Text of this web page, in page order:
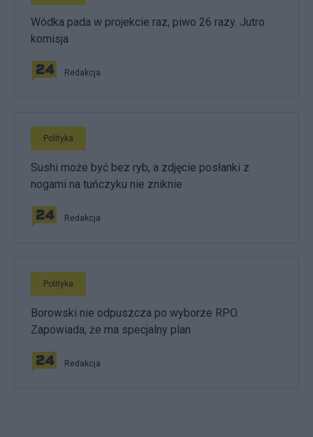
Wódka pada w projekcie raz, piwo 26 razy. Jutro
komisja
Redakcja
Polityka
Sushi może być bez ryb, a zdjęcie posłanki z
nogami na tuńczyku nie zniknie
Redakcja
Polityka
Borowski nie odpuszcza po wyborze RPO.
Zapowiada, że ma specjalny plan
Redakcja